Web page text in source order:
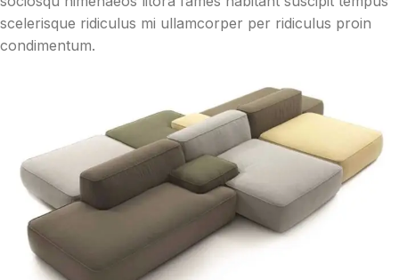
scelerisque ridiculus mi ullamcorper per ridiculus proin
condimentum.